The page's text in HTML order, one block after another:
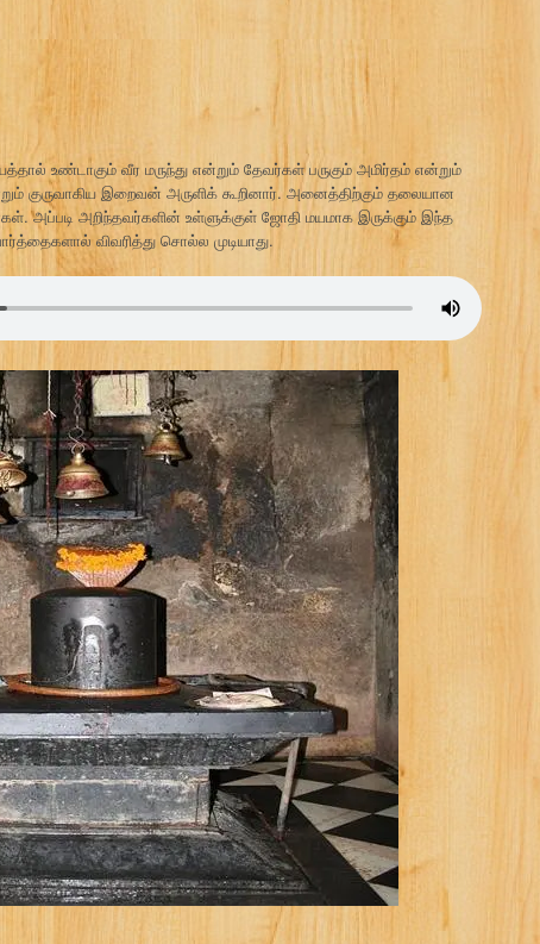
உண்டாகும் வீர மருந்து என்றும் தேவர்கள் பருகும் அமிர்தம் என்றும்
குருவாகிய இறைவன் அருளிக் கூறினார். அனைத்திற்கும் தலையான
அப்படி அறிந்தவர்களின் உள்ளுக்குள் ஜோதி மயமாக இருக்கும் இந்த
விவரித்து சொல்ல முடியாது.